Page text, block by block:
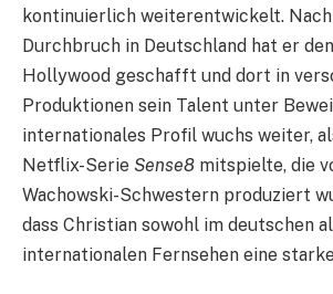
kontinuierlich weiterentwickelt.
Durchbruch in Deutschland hat er
Hollywood geschafft und dort in
Produktionen sein Talent unter
internationales Profil wuchs weiter,
Netflix-Serie Sense8 mitspielte, die
Wachowski-Schwestern produziert
dass Christian sowohl im deutschen
internationalen Fernsehen eine